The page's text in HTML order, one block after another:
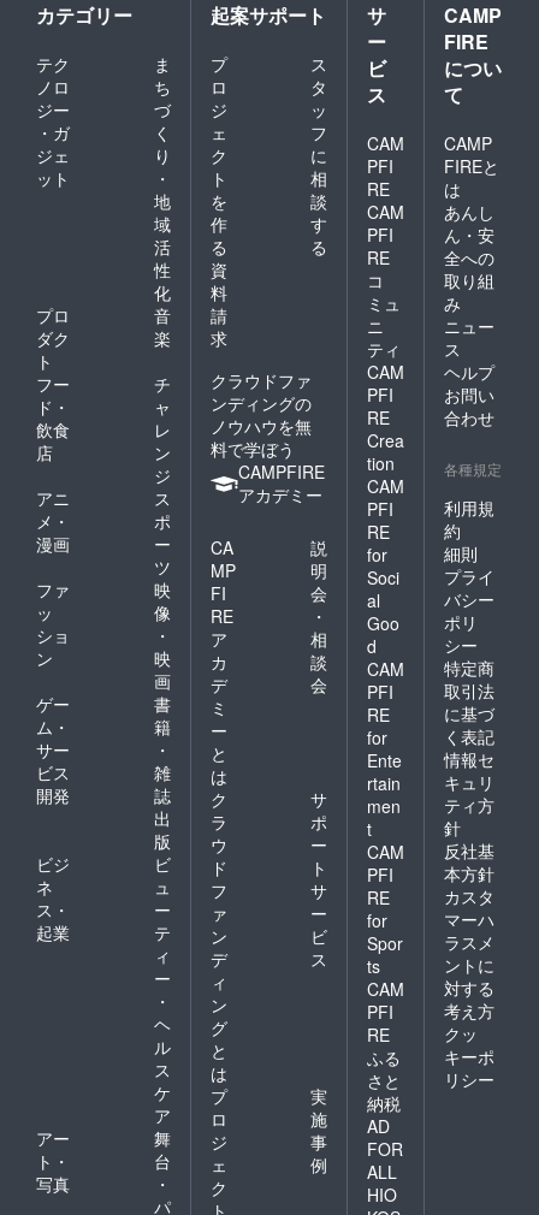
カテゴリー
テク
ノロ
ジー
・ガ
ジェ
ット
ま
ち
づ
く
り
・
地
域
活
性
化
プロ
ダク
ト
音
楽
フー
ド・
飲食
店
チ
ャ
レ
ン
ジ
アニ
メ・
漫画
ス
ポ
ー
ツ
ファ
ッ
ショ
ン
映
像
・
映
画
ゲー
ム・
サー
ビス
開発
書
籍
・
雑
誌
出
版
ビジ
ネ
ス・
起業
ビ
ュ
ー
テ
ィ
ー
・
ヘ
ル
ス
ケ
ア
アー
ト・
写真
舞
台
・
パ
起案サポート
プ
ロ
ジ
ェ
ク
ト
を
作
る
ス
タ
ッ
フ
に
相
談
す
る
資
料
請
求
クラウドファ
ンディングの
ノウハウを無
料で学ぼう
CAMPFIRE
アカデミー
CA
MP
FI
RE
ア
カ
デ
ミ
ー
と
は
説
明
会
・
相
談
会
ク
ラ
ウ
ド
フ
ァ
ン
デ
ィ
ン
グ
と
は
サ
ポ
ー
ト
サ
ー
ビ
ス
プ
ロ
ジ
ェ
ク
実
施
事
例
サ
ー
ビ
ス
CAM
PFI
RE
CAM
PFI
RE
コ
ミュ
ニ
ティ
CAM
PFI
RE
Crea
tion
CAM
PFI
RE
for
Soci
al
Goo
d
CAM
PFI
RE
for
Ente
rtain
men
t
CAM
PFI
RE
for
Spor
ts
CAM
PFI
RE
ふる
さと
納税
AD
FOR
ALL
HIO
CAMP
FIRE
につい
て
CAMP
FIREと
は
あんし
ん・安
全への
取り組
み
ニュー
ス
ヘルプ
お問い
合わせ
各種規定
利用規
約
細則
プライ
バシー
ポリ
シー
特定商
取引法
に基づ
く表記
情報セ
キュリ
ティ方
針
反社基
本方針
カスタ
マーハ
ラスメ
ントに
対する
考え方
クッ
キーポ
リシー